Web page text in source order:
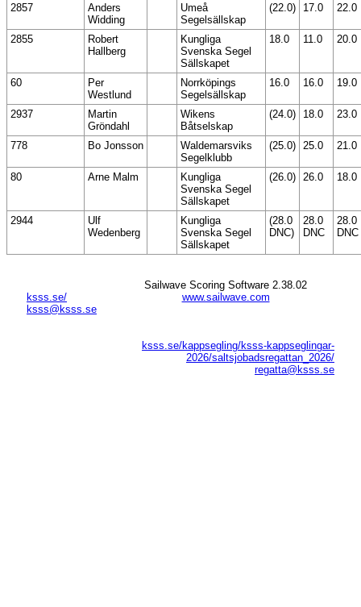
2857
Anders
Widding
Umeå
Segelsällskap
(22.0) 17.0 22.0
2855
Robert
Hallberg
Kungliga
Svenska Segel
Sällskapet
18.0 11.0 20.0
60
Per
Westlund
Norrköpings
Segelsällskap
16.0 16.0 19.0
2937
Martin
Gröndahl
Wikens
Båtselskap
(24.0) 18.0 23.0
778 Bo Jonsson
Waldemarsviks
Segelklubb
(25.0) 25.0 21.0
80 Arne Malm
Kungliga
Svenska Segel
Sällskapet
(26.0) 26.0 18.0
2944
Ulf
Wedenberg
Kungliga
Svenska Segel
Sällskapet
(28.0
DNC)
28.0
DNC
28.0
DNC
ksss.se/
ksss@ksss.se
ksss.se/kappsegling/ksss-kappseglingar-
2026/saltsjobadsregattan_2026/
regatta@ksss.se
Sailwave Scoring Software 2.38.02
www.sailwave.com